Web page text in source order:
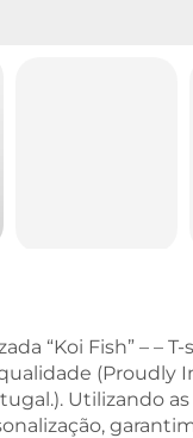
“Koi Fish” – –
(Proudly
Utilizando